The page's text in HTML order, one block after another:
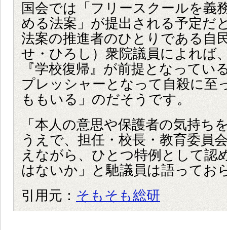
国会では「フリースクールを義
める法案」が提出される予定だ
法案の推進者のひとりである自
せ・ひろし）衆院議員によれば
『学校復帰』が前提となってい
プレッシャーとなって自殺に至
ももいる」のだそうです。
「本人の意思や保護者の気持ち
うえで、担任・校長・教育委員
えながら、ひとつ特例として認
はないか」と馳議員は語ってお
引用元： そもそも総研